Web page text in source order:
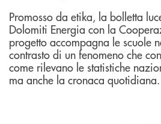
Promosso da etika, la bolletta
Dolomiti Energia con la
progetto accompagna le scuole
contrasto di un fenomeno che
come rilevano le statistiche
ma anche la cronaca quotidiana.